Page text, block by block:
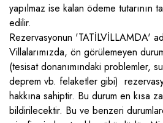
yapılmaz ise kalan ödeme tutarının
edilir.
Rezervasyonun 'TATİLVİLLAMDA'
Villalarımızda, ön görülemeyen
(tesisat donanımındaki problemler,
deprem vb. felaketler gibi)
hakkına sahiptir. Bu durum en kısa
bildirilecektir. Bu ve benzeri